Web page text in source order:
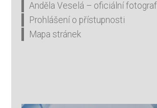
Anděla Veselá – oficiální fotograf
Prohlášení o přístupnosti
Mapa stránek